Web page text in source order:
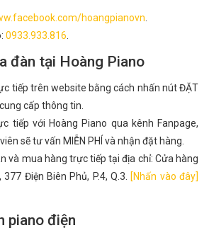
hoangpianovn
0933.933.816
đàn tại Hoàng Piano
tiếp trên website bằng cách nhấn nút ĐẶT
cấp thông tin.
tiếp với Hoàng Piano qua kênh Fanpage,
sẽ tư vấn MIỄN PHÍ và nhận đặt hàng.
và mua hàng trực tiếp tại địa chỉ: Cửa hàng
Điện Biên Phủ, P.4, Q.3.
[Nhấn vào đây]
piano điện